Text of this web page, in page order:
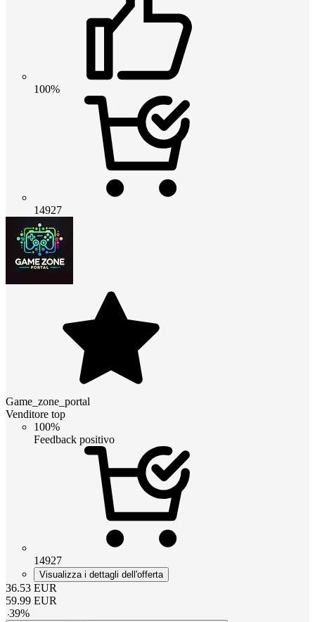
100%
14927
Game_zone_portal
Venditore top
100%
Feedback positivo
14927
Visualizza i dettagli dell'offerta
36.53 EUR
59.99 EUR
-39%